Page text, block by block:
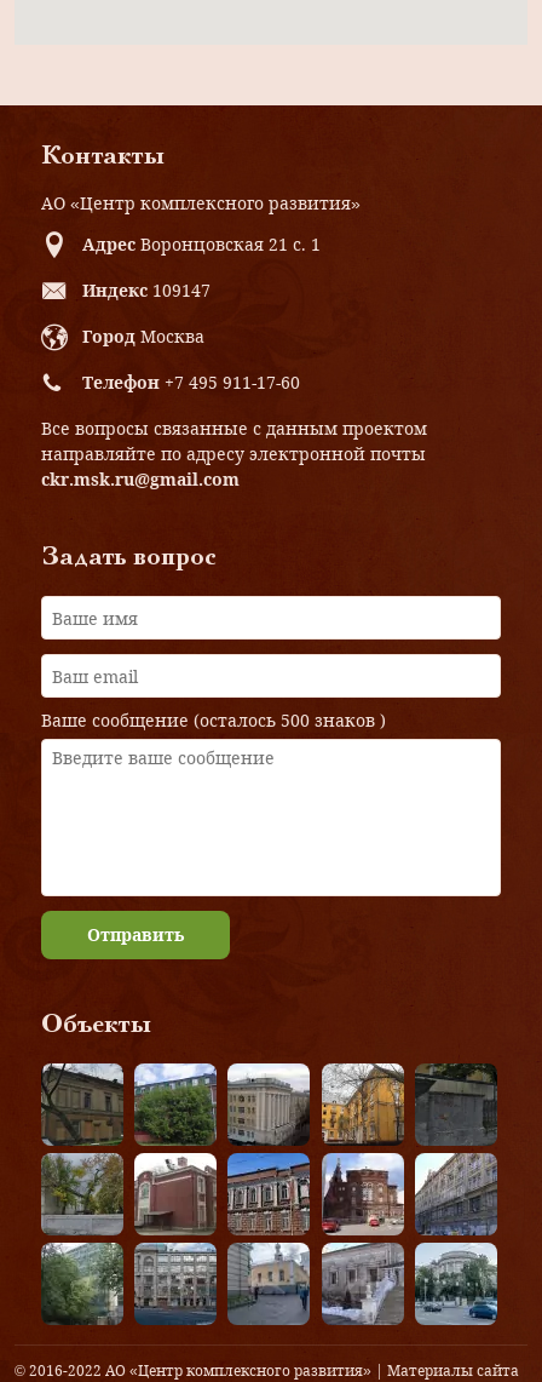
Контакты
АО «Центр комплексного развития»
Адрес Воронцовская 21 с. 1
Индекс 109147
Город Москва
Телефон +7 495 911-17-60
Все вопросы связанные с данным проектом
направляйте по адресу электронной почты
ckr.msk.ru@gmail.com
Задать вопрос
Ваше сообщение (осталось 500 знаков )
Отправить
Объекты
© 2016-2022 АО «Центр комплексного развития» | Материалы сайта